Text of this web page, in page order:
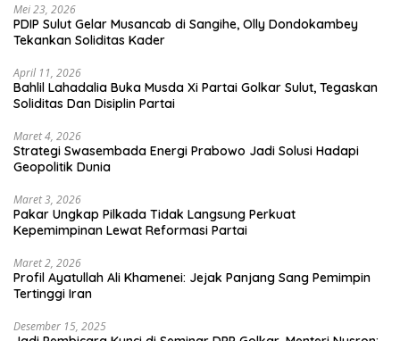
Mei 23, 2026
PDIP Sulut Gelar Musancab di Sangihe, Olly Dondokambey
Tekankan Soliditas Kader
April 11, 2026
Bahlil Lahadalia Buka Musda Xi Partai Golkar Sulut, Tegaskan
Soliditas Dan Disiplin Partai
Maret 4, 2026
Strategi Swasembada Energi Prabowo Jadi Solusi Hadapi
Geopolitik Dunia
Maret 3, 2026
Pakar Ungkap Pilkada Tidak Langsung Perkuat
Kepemimpinan Lewat Reformasi Partai
Maret 2, 2026
Profil Ayatullah Ali Khamenei: Jejak Panjang Sang Pemimpin
Tertinggi Iran
Desember 15, 2025